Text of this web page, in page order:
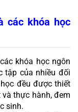
các khóa học
khóa học ngôn
tập của nhiều đối
đều được thiết
thực hành, đem
sinh.